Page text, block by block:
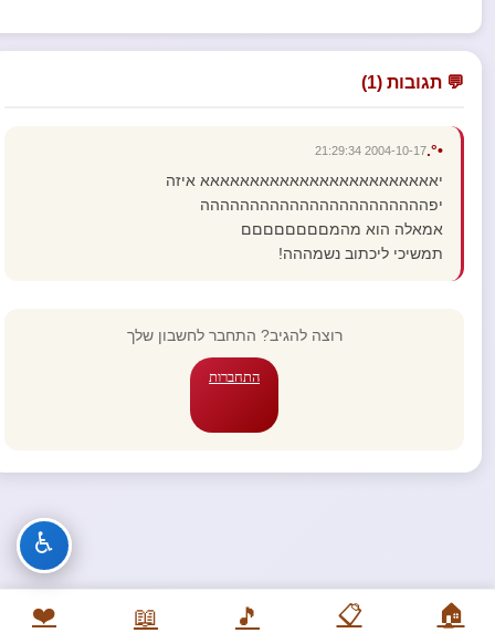
🏠
📋
🎵
📖
❤️
💬 תגובות (1)
•°.
2004-10-17 21:29:34
יאאאאאאאאאאאאאאאאאאאאאאאא איזה
יפההההההההההההההההההההההה
אמאלה הוא מהמםםםםםםםם
תמשיכי ליכתוב נשמההה!
רוצה להגיב? התחבר לחשבון שלך
התחברות
♿